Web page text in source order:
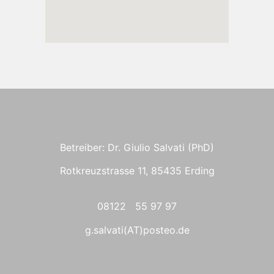
Betreiber: Dr. Giulio Salvati (PhD)
Rotkreuzstrasse 11, 85435 Erding
08122 55 97 97
g.salvati(AT)posteo.de